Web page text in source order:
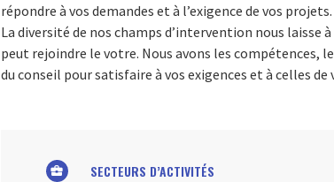
répondre à vos demandes et à l’exigence de vos projets.
La diversité de nos champs d’intervention nous laisse
peut rejoindre le votre. Nous avons les compétences,
du conseil pour satisfaire à vos exigences et à celles de
business_center SECTEURS D’ACTIVITÉS